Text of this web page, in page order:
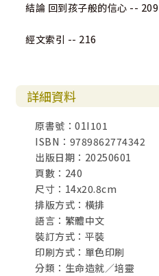
結論 回到孩子般的信心 -- 209
經文索引 -- 216
詳細資料
原書號：01I101
ISBN：9789862774342
出版日期：20250601
頁數：240
尺寸：14x20.8cm
排版方式：橫排
語言：繁體中文
裝訂方式：平裝
印刷方式：單色印刷
分類：生命造就／培靈